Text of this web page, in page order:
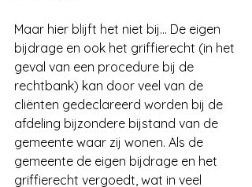
Maar hier blijft het niet bij… De eigen
bijdrage en ook het griffierecht (in het
geval van een procedure bij de
rechtbank) kan door veel van de
cliënten gedeclareerd worden bij de
afdeling bijzondere bijstand van de
gemeente waar zij wonen. Als de
gemeente de eigen bijdrage en het
griffierecht vergoedt, wat in veel